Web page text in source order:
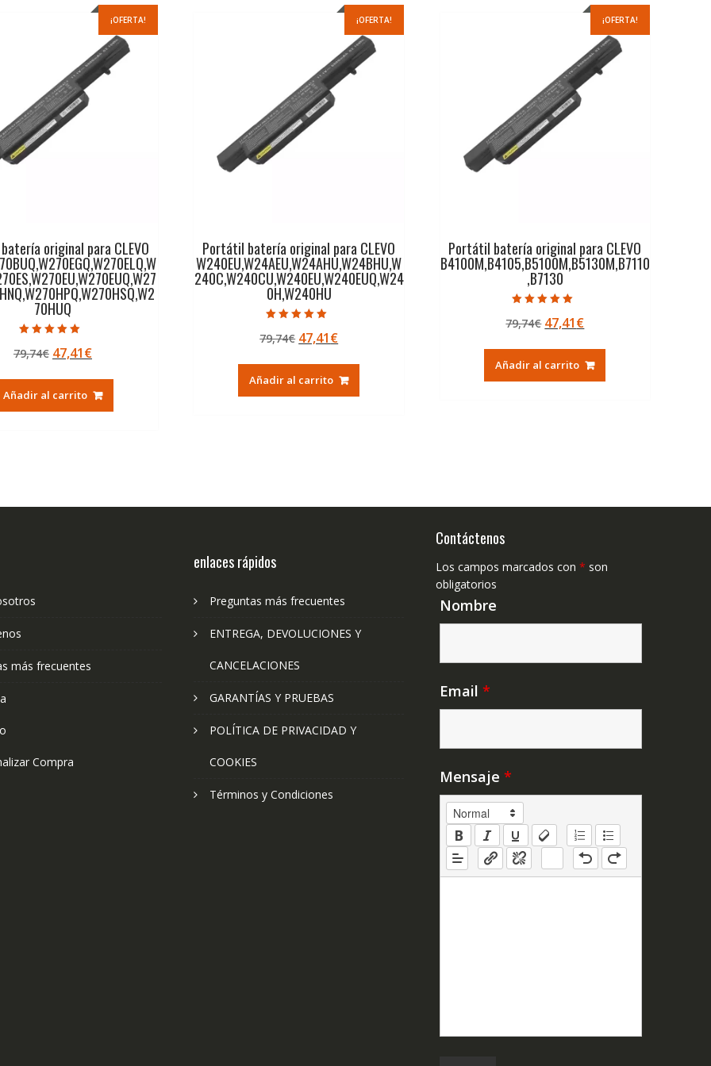
¡OFERTA!
original para CLEVO
70HUQ
5.00
de 5
79,74€ El
original
era:
47,41€El
actual
es:
Añadir al carrito
¡OFERTA!
Portátil batería original para CLEVO
W240EU,W24AEU,W24AHU,W24BHU,W
240C,W240CU,W240EU,W240EUQ,W24
0H,W240HU
5.00
de 5
79,74€ El
original
era:
47,41€El
actual
es:
Añadir al carrito
¡OFERTA!
Portátil batería original para CLEVO
B4100M,B4105,B5100M,B5130M,B7110
,B7130
5.00
de 5
79,74€ El
original
era:
47,41€El
actual
es:
Añadir al carrito
más frecuentes
Compra
enlaces rápidos
Preguntas más frecuentes
ENTREGA, DEVOLUCIONES Y
CANCELACIONES
GARANTÍAS Y PRUEBAS
POLÍTICA DE PRIVACIDAD Y
COOKIES
Términos y Condiciones
Contáctenos
Los campos marcados con * son
obligatorios
Nombre
Email *
Mensaje *